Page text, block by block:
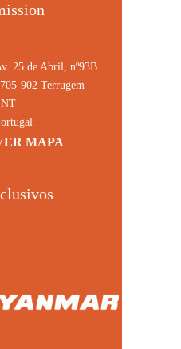
25 de Abril, nº93B
902 Terrugem
MAPA